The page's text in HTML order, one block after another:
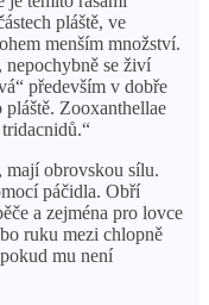
pláště, ve
menším množství.
nepochybně se živí
především v dobře
Zooxanthellae
mají obrovskou sílu.
páčidla. Obří
a zejména pro lovce
ruku mezi chlopně
mu není